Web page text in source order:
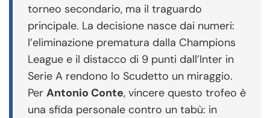
torneo secondario, ma il traguardo
principale. La decisione nasce dai numeri:
l’eliminazione prematura dalla Champions
League e il distacco di 9 punti dall’Inter in
Serie A rendono lo Scudetto un miraggio.
Per Antonio Conte, vincere questo trofeo è
una sfida personale contro un tabù: in